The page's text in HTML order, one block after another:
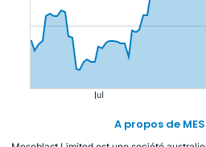
A propos de